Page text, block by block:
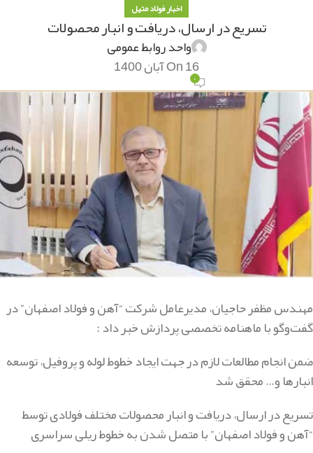
اخبار فولاد متیل
تسریع در ارسال، دریافت و انبار محصولات
واحد روابط عمومی
On 16 آبان 1400
۰
مهندس مظفر حاجیان، مدیرعامل شرکت “آهن و فولاد اصفهان” در
گفت‌وگو با ماهنامه تخصصی پردازش خبر داد :
ضمن انجام مطالعات لازم در جهت ایجاد خطوط لوله و پروفیل، توسعه
انبارها و… محقق شد
تسریع در ارسال، دریافت و انبار محصولات مختلف فولادی توسط
“آهن و فولاد اصفهان” با متصل شدن به خطوط ریلی سراسری